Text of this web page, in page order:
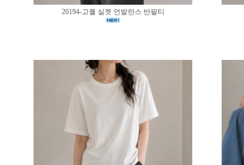
20194-고퀄 실켓 언발란스 반팔티